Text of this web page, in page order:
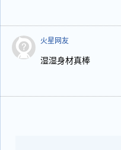
火星网友
湿湿身材真棒